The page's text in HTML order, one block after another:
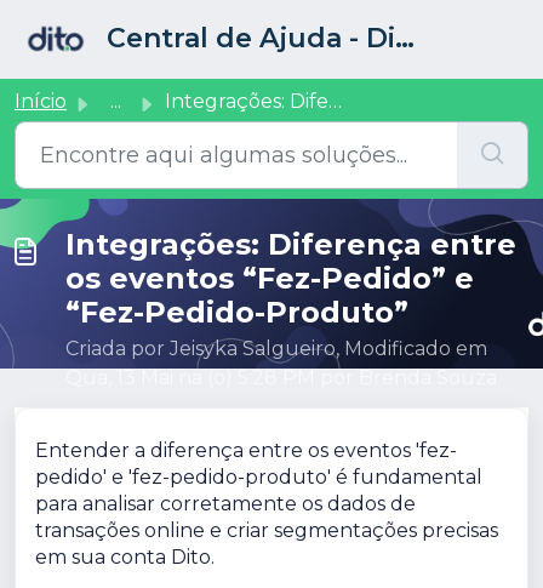
Central de Ajuda - Dito CRM
Início ... Integrações: Diferença entre os eventos “Fez-Pedido” e “F...
Integrações: Diferença entre
os eventos “Fez-Pedido” e
“Fez-Pedido-Produto”
Criada por Jeisyka Salgueiro, Modificado em
Entender a diferença entre os eventos 'fez-
pedido' e 'fez-pedido-produto' é fundamental
para analisar corretamente os dados de
transações online e criar segmentações precisas
em sua conta Dito.